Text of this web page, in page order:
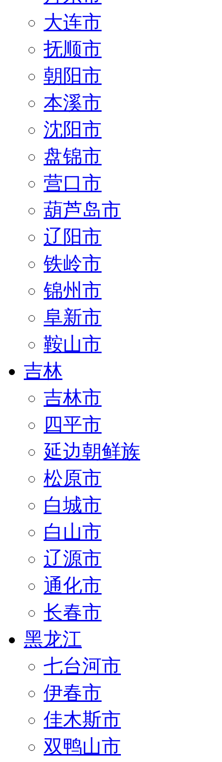
大连市
抚顺市
朝阳市
本溪市
沈阳市
盘锦市
营口市
葫芦岛市
辽阳市
铁岭市
锦州市
阜新市
鞍山市
吉林
吉林市
四平市
延边朝鲜族
松原市
白城市
白山市
辽源市
通化市
长春市
黑龙江
七台河市
伊春市
佳木斯市
双鸭山市